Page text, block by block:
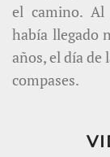
el camino. Al
había llegado
años, el día de
compases.